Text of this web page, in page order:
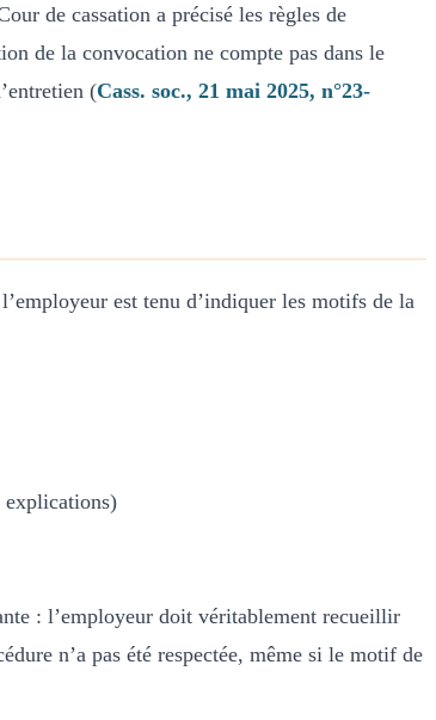
de cassation a précisé les règles de
de la convocation ne compte pas dans le
(Cass. soc., 21 mai 2025, n°23-
est tenu d’indiquer les motifs de la
explications)
: l’employeur doit véritablement recueillir
n’a pas été respectée, même si le motif de